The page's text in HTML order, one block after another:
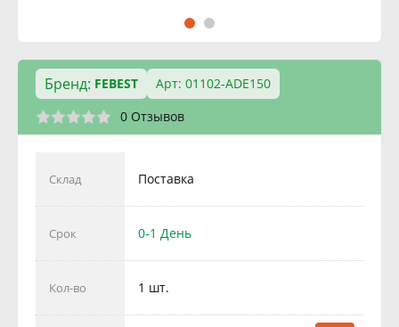
Бренд: FEBEST
Арт: 01102-ADE150
0 Отзывов
Склад Поставка
Срок 0-1 День
Кол-во 1 шт.